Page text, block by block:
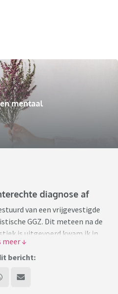
mentaal
diagnose af
van een vrijgevestigde
GGZ. Dit meteen na de
is uitgevoerd kwam ik in
een
ik tot de ontdekking dat
me laten sussen. Ook
bericht: